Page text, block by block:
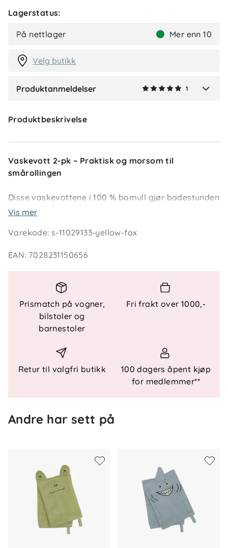
Lagerstatus:
På nettlager Mer enn 10
Velg butikk
Produktanmeldelser 1
MR
Produktbeskrivelse
Vaskevott 2-pk – Praktisk og morsom til
smårollingen
Disse vaskevottene i 100 % bomull gjør badestunden
både behagelig og underholdende. Pakken
og ører – perfekt for å gjøre vasken mer gøyal for
Funksjonelle detaljer
Størrelse: Onesize
: Maskinvask etter anvisning på produktet
Vis mer
Varekode:s-11029133-yellow-fox
EAN: 7028231150656
Prismatch på vogner,
bilstoler og
barnestoler
Fri frakt over 1000,-
Retur til valgfri butikk
100 dagers åpent kjøp
for medlemmer**
Andre har sett på